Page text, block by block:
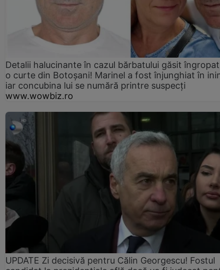
Detalii halucinante în cazul bărbatului găsit
o curte din Botoșani! Marinel a fost înjunghiat în
iar concubina lui se numără printre suspecți
www.wowbiz.ro
UPDATE Zi decisivă pentru Călin Georgescu! Fostul